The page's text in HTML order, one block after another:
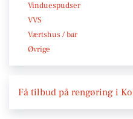
Vinduespudser
VVS
Værtshus / bar
Øvrige
Få tilbud på rengøring i